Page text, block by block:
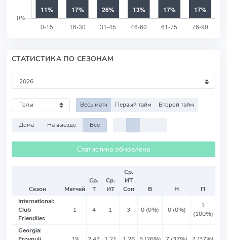
СТАТИСТИКА ПО СЕЗОНАМ
Весь матч Первый тайм Второй тайм
Дома На выезде Все
Статистика обновлена
Сезон Матчей
Ср.
Т
Ср.
ИТ
Ср.
ИТ
Соп
В Н
П
International:
Club
Friendlies
1 4 1 3 0 (0%) 0 (0%)
1
(100%)
Georgia: